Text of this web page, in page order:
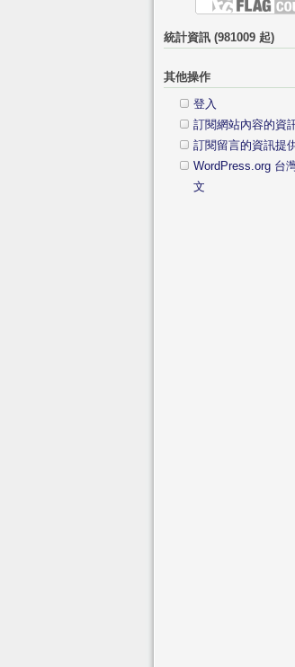
統計資訊 (981009 起)
其他操作
登入
訂閱網站內容的資
訂閱留言的資訊提
WordPress.org 台
文